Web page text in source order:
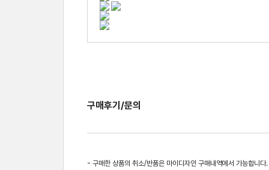
구매후기/문의
- 구매한 상품의 취소/반품은 마이디자인 구매내역에서 가능합니다.